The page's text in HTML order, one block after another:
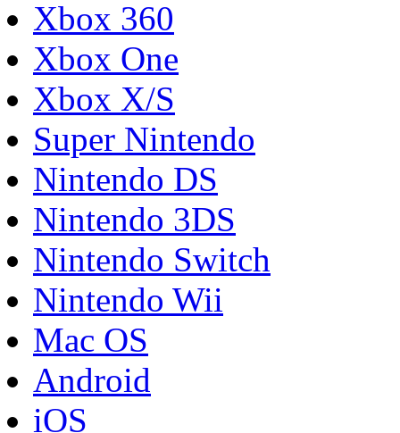
Xbox 360
Xbox One
Xbox X/S
Super Nintendo
Nintendo DS
Nintendo 3DS
Nintendo Switch
Nintendo Wii
Mac OS
Android
iOS